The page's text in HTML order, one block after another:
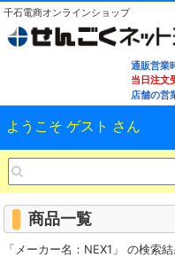
千石電商オンラインショップ
通販営業
当日注文
店舗の営
ようこそ ゲスト さん
商品一覧
「メーカー名：NEX1」 の検索